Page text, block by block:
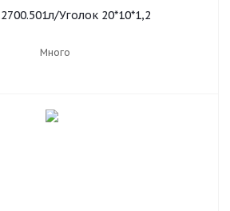
Уголок 20*10*1,2
Много